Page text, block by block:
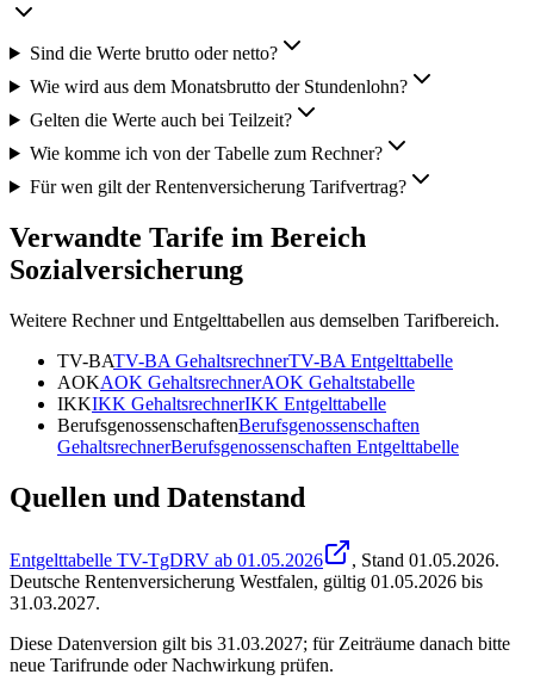
Sind die Werte brutto oder netto?
Wie wird aus dem Monatsbrutto der Stundenlohn?
Gelten die Werte auch bei Teilzeit?
Wie komme ich von der Tabelle zum Rechner?
Für wen gilt der Rentenversicherung Tarifvertrag?
Verwandte Tarife im Bereich
Sozialversicherung
Weitere Rechner und Entgelttabellen aus demselben Tarifbereich.
TV-BATV-BA GehaltsrechnerTV-BA Entgelttabelle
AOKAOK GehaltsrechnerAOK Gehaltstabelle
IKKIKK GehaltsrechnerIKK Entgelttabelle
BerufsgenossenschaftenBerufsgenossenschaften
GehaltsrechnerBerufsgenossenschaften Entgelttabelle
Quellen und Datenstand
Entgelttabelle TV-TgDRV ab 01.05.2026 , Stand 01.05.2026.
Deutsche Rentenversicherung Westfalen, gültig 01.05.2026 bis
31.03.2027.
Diese Datenversion gilt bis 31.03.2027; für Zeiträume danach bitte
neue Tarifrunde oder Nachwirkung prüfen.